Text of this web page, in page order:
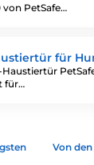
PetSafe…
für
für…
Von